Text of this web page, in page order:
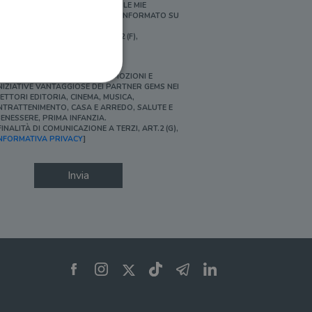
PERSONALIZZATE E IN LINEA CON LE MIE
ABITUDINI DI ACQUISTO, ESSERE INFORMATO SU
[FINALITÀ DI PROFILAZIONE, ART.2 (F),
SÌ, DESIDERO ACCEDERE A PROMOZIONI E
VANTAGGIOSE DEI PARTNER GEMS NEI
EDITORIA, CINEMA, MUSICA,
CASA E ARREDO, SALUTE E
PRIMA INFANZIA.
DI COMUNICAZIONE A TERZI, ART.2 (G),
PRIVACY]
Invia
dell'account. Il sito
per il dominio corrente.